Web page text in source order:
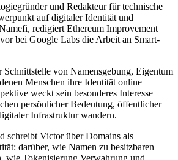
und Redakteur für technische
auf digitaler Identität und
redigiert Ethereum Improvement
bei Google Labs die Arbeit an Smart-
Schnittstelle von Namensgebung, Eigentum
Menschen ihre Identität online
weckt sein besonderes Interesse
persönlicher Bedeutung, öffentlicher
Infrastruktur wandern.
schreibt Victor über Domains als
darüber, wie Namen zu besitzbaren
wie Tokenisierung Verwahrung und